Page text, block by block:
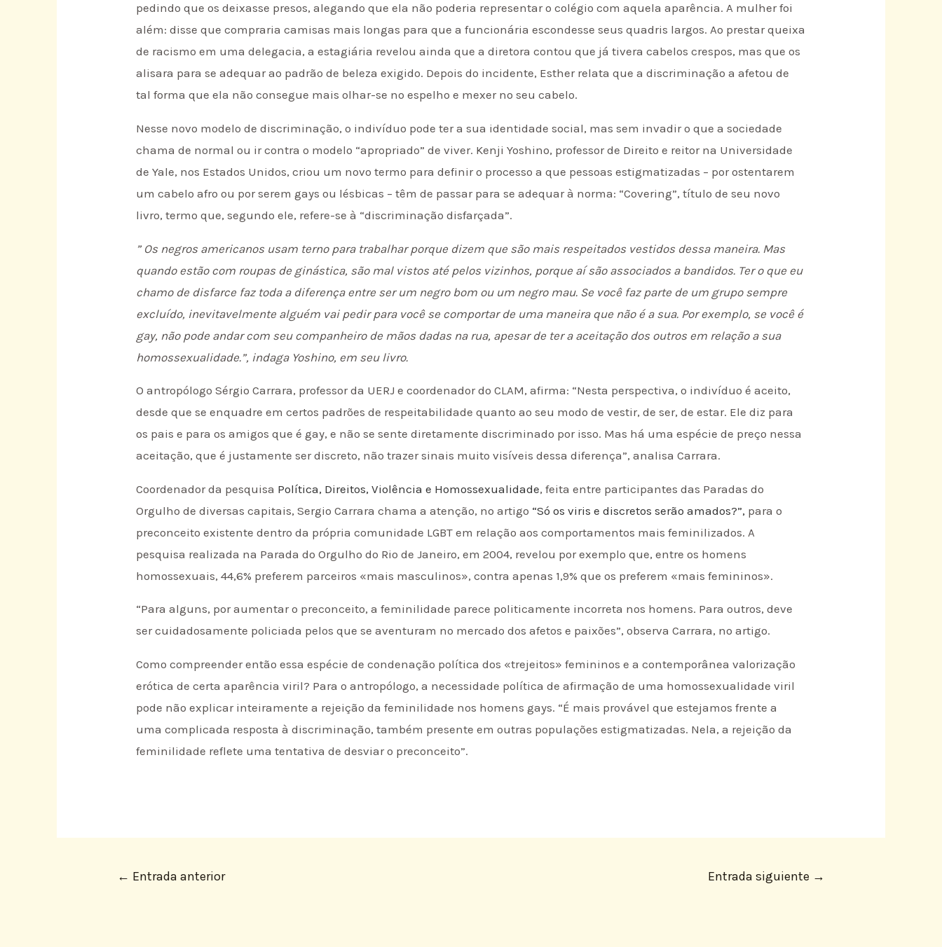
pedindo que os deixasse presos, alegando que ela não poderia representar o colégio com aquela aparência. A mulher foi
além: disse que compraria camisas mais longas para que a funcionária escondesse seus quadris largos. Ao prestar queixa
de racismo em uma delegacia, a estagiária revelou ainda que a diretora contou que já tivera cabelos crespos, mas que os
alisara para se adequar ao padrão de beleza exigido. Depois do incidente, Esther relata que a discriminação a afetou de
tal forma que ela não consegue mais olhar-se no espelho e mexer no seu cabelo.
Nesse novo modelo de discriminação, o indivíduo pode ter a sua identidade social, mas sem invadir o que a sociedade
chama de normal ou ir contra o modelo “apropriado” de viver. Kenji Yoshino, professor de Direito e reitor na Universidade
de Yale, nos Estados Unidos, criou um novo termo para definir o processo a que pessoas estigmatizadas – por ostentarem
um cabelo afro ou por serem gays ou lésbicas – têm de passar para se adequar à norma: “Covering”, título de seu novo
livro, termo que, segundo ele, refere-se à “discriminação disfarçada”.
” Os negros americanos usam terno para trabalhar porque dizem que são mais respeitados vestidos dessa maneira. Mas
quando estão com roupas de ginástica, são mal vistos até pelos vizinhos, porque aí são associados a bandidos. Ter o que eu
chamo de disfarce faz toda a diferença entre ser um negro bom ou um negro mau. Se você faz parte de um grupo sempre
excluído, inevitavelmente alguém vai pedir para você se comportar de uma maneira que não é a sua. Por exemplo, se você é
gay, não pode andar com seu companheiro de mãos dadas na rua, apesar de ter a aceitação dos outros em relação a sua
homossexualidade.”, indaga Yoshino, em seu livro.
O antropólogo Sérgio Carrara, professor da UERJ e coordenador do CLAM, afirma: “Nesta perspectiva, o indivíduo é aceito,
desde que se enquadre em certos padrões de respeitabilidade quanto ao seu modo de vestir, de ser, de estar. Ele diz para
os pais e para os amigos que é gay, e não se sente diretamente discriminado por isso. Mas há uma espécie de preço nessa
aceitação, que é justamente ser discreto, não trazer sinais muito visíveis dessa diferença”, analisa Carrara.
Coordenador da pesquisa Política, Direitos, Violência e Homossexualidade, feita entre participantes das Paradas do
Orgulho de diversas capitais, Sergio Carrara chama a atenção, no artigo “Só os viris e discretos serão amados?”, para o
preconceito existente dentro da própria comunidade LGBT em relação aos comportamentos mais feminilizados. A
pesquisa realizada na Parada do Orgulho do Rio de Janeiro, em 2004, revelou por exemplo que, entre os homens
homossexuais, 44,6% preferem parceiros «mais masculinos», contra apenas 1,9% que os preferem «mais femininos».
“Para alguns, por aumentar o preconceito, a feminilidade parece politicamente incorreta nos homens. Para outros, deve
ser cuidadosamente policiada pelos que se aventuram no mercado dos afetos e paixões”, observa Carrara, no artigo.
Como compreender então essa espécie de condenação política dos «trejeitos» femininos e a contemporânea valorização
erótica de certa aparência viril? Para o antropólogo, a necessidade política de afirmação de uma homossexualidade viril
pode não explicar inteiramente a rejeição da feminilidade nos homens gays. “É mais provável que estejamos frente a
uma complicada resposta à discriminação, também presente em outras populações estigmatizadas. Nela, a rejeição da
feminilidade reflete uma tentativa de desviar o preconceito”.
← Entrada anterior Entrada siguiente →